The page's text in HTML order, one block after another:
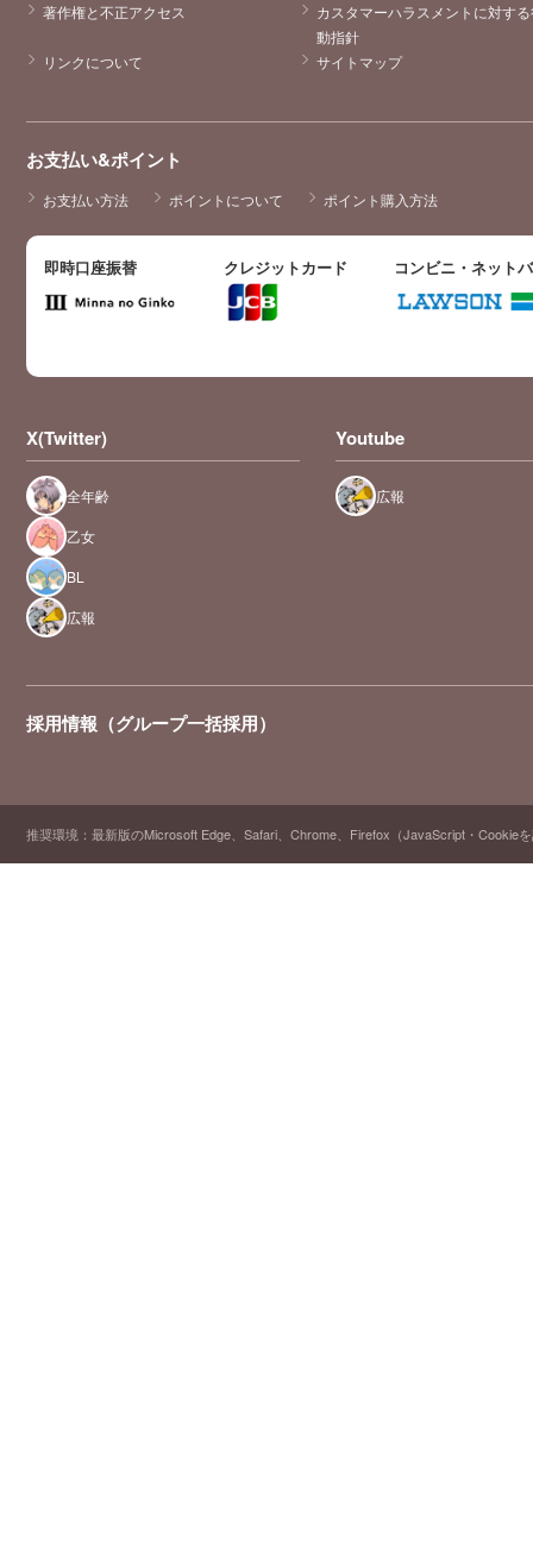
著作権と不正アクセス
カスタマーハラスメントに対す
動指針
リンクについて
サイトマップ
お支払い&ポイント
お支払い方法 ポイントについて ポイント購入方法
即時口座振替 クレジットカード コンビニ・ネット
X(Twitter)
全年齢
乙女
BL
広報
Youtube
広報
採用情報（グループ一括採用）
推奨環境：最新版のMicrosoft Edge、Safari、Chrome、Firefox（JavaScript・Cookie